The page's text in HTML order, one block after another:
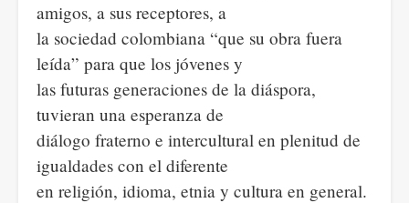
amigos, a sus receptores, a
la sociedad colombiana “que su obra fuera
leída” para que los jóvenes y
las futuras generaciones de la diáspora,
tuvieran una esperanza de
diálogo fraterno e intercultural en plenitud de
igualdades con el diferente
en religión, idioma, etnia y cultura en general.